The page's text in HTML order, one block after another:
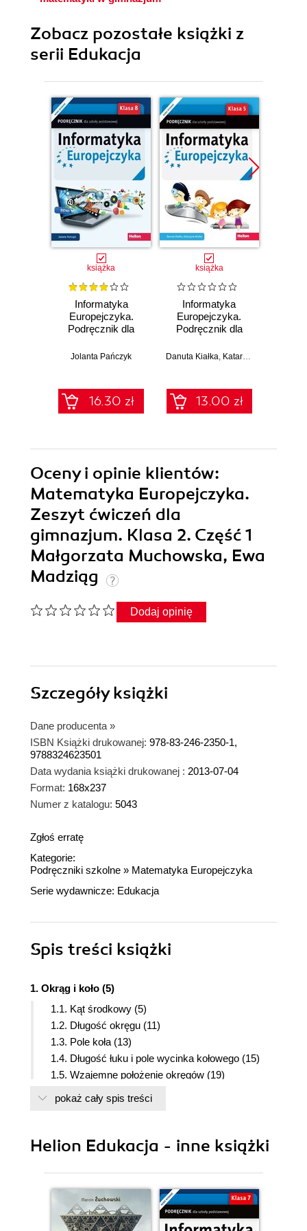
Zobacz pozostałe książki z
serii Edukacja
książka
Informatyka
Europejczyka.
Podręcznik dla
podstawowej.
Jolanta Pańczyk
16.30 zł
książka
Informatyka
Europejczyka.
Podręcznik dla
podstawowej.
Danuta Kiałka, Katarzyna Kiałka
13.00 zł
Oceny i opinie klientów:
Matematyka Europejczyka.
Zeszyt ćwiczeń dla
gimnazjum. Klasa 2. Część 1
Małgorzata Muchowska, Ewa
Madziąg
Dodaj opinię
Szczegółyksiążki
Dane producenta »
ISBN Książki drukowanej: 978-83-246-2350-1,
9788324623501
Data wydania książki drukowanej : 2013-07-04
Format: 168x237
Numer z katalogu: 5043
Zgłoś erratę
Kategorie:
Podręczniki szkolne » Matematyka Europejczyka
Serie wydawnicze: Edukacja
Spis treści książki
1. Okrąg i koło (5)
1.1. Kąt środkowy (5)
1.2. Długość okręgu (11)
1.3. Pole koła (13)
1.4. Długość łuku i pole wycinka kołowego (15)
1.5. Wzajemne położenie okręgów (19)
1.6. Styczna do okręgu (23)
2.2. Wykres funkcji (35)
3. Układy równań (47)
3.1. Równanie z dwiema niewiadomymi (47)
3.2. Budowanie układów równań. Liczby
pokaż cały spis treści
Helion Edukacja - inne książki